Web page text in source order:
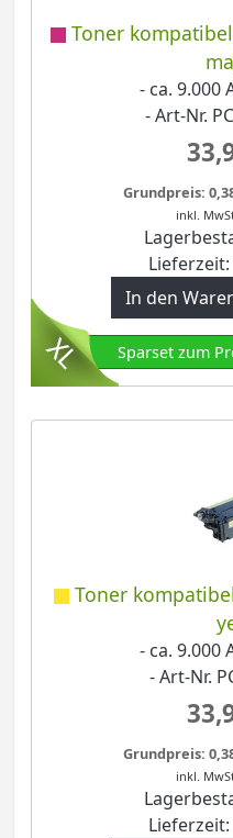
Toner
- ca. 9.000
- Art-Nr.
Grundpreis:
inkl.
In den
Sparset zum
Toner
- ca. 9.000
- Art-Nr.
Grundpreis:
inkl.